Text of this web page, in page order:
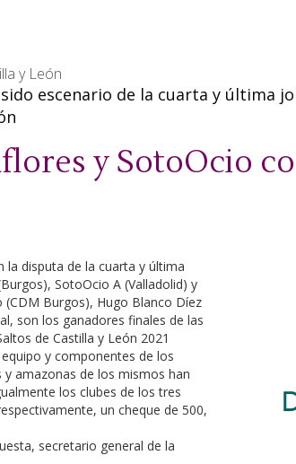
y León
escenario de la cuarta y última
y SotoOcio
la disputa de la cuarta y última
SotoOcio A (Valladolid) y
Burgos), Hugo Blanco Díez
son los ganadores finales de las
de Castilla y León 2021
y componentes de los
amazonas de los mismos han
los clubes de los tres
un cheque de 500,
secretario general de la